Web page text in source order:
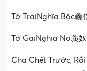
Tớ TraiNghĩa Bộc義
Tớ GáiNghĩa Nô義奴
Cha Chết Trước,